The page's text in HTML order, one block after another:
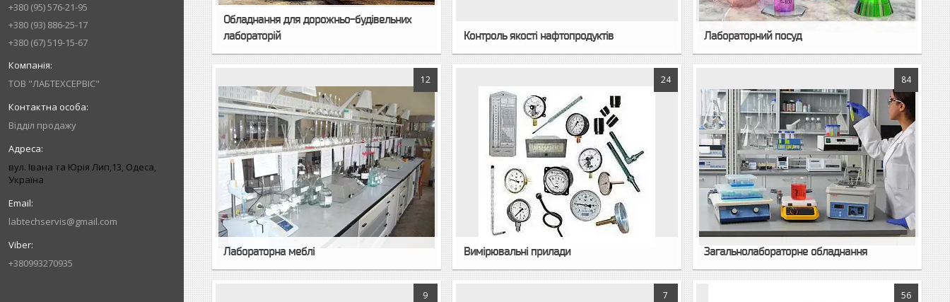
+380 (95) 576-21-95
+380 (93) 886-25-17
+380 (67) 519-15-67
ТОВ "ЛАБТЕХСЕРВІС"
Відділ продажу
вул. Івана та Юрія Лип,13, Одеса,
Україна
labtechservis@gmail.com
+380993270935
Обладнання для дорожньо-будівельних
лабораторій
Контроль якості нафтопродуктів Лабораторний посуд
12
Лабораторна меблі
24
Вимірювальні прилади
84
Загальнолабораторне обладнання
9 7 56